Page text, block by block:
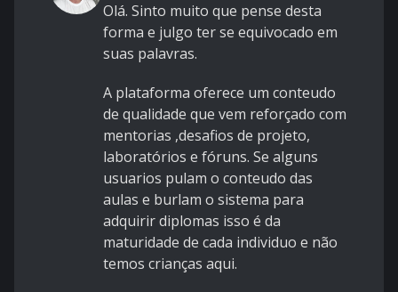
Olá. Sinto muito que pense desta
forma e julgo ter se equivocado em
suas palavras.
A plataforma oferece um conteudo
de qualidade que vem reforçado com
mentorias ,desafios de projeto,
laboratórios e fóruns. Se alguns
usuarios pulam o conteudo das
aulas e burlam o sistema para
adquirir diplomas isso é da
maturidade de cada individuo e não
temos crianças aqui.